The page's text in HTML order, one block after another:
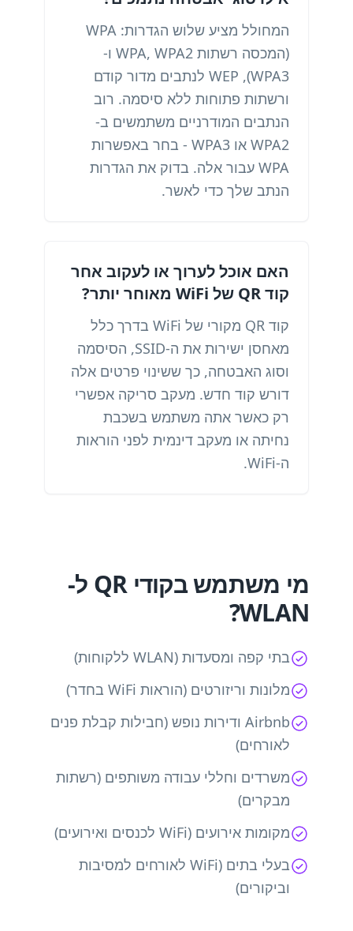
המחולל מציע שלוש הגדרות: WPA
(המכסה רשתות WPA, WPA2 ו-
WPA3), WEP לנתבים מדור קודם
ורשתות פתוחות ללא סיסמה. רוב
הנתבים המודרניים משתמשים ב-
WPA2 או WPA3 - בחר באפשרות
WPA עבור אלה. בדוק את הגדרות
הנתב שלך כדי לאשר.
האם אוכל לערוך או לעקוב אחר
קוד QR של WiFi מאוחר יותר?
קוד QR מקורי של WiFi בדרך כלל
מאחסן ישירות את ה-SSID, הסיסמה
וסוג האבטחה, כך ששינוי פרטים אלה
דורש קוד חדש. מעקב סריקה אפשרי
רק כאשר אתה משתמש בשכבת
נחיתה או מעקב דינמית לפני הוראות
ה-WiFi.
מי משתמש בקודי QR ל-
WLAN?
בתי קפה ומסעדות (WLAN ללקוחות)
מלונות וריזורטים (הוראות WiFi בחדר)
Airbnb ודירות נופש (חבילות קבלת פנים
לאורחים)
משרדים וחללי עבודה משותפים (רשתות
מבקרים)
מקומות אירועים (WiFi לכנסים ואירועים)
בעלי בתים (WiFi לאורחים למסיבות
וביקורים)